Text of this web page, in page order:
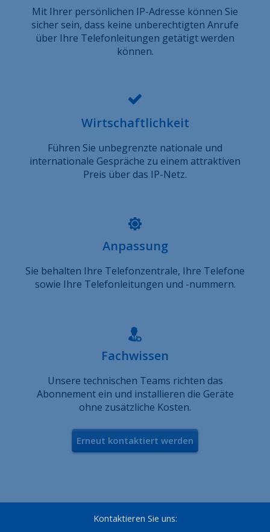
Mit Ihrer persönlichen IP-Adresse können Sie
sicher sein, dass keine unberechtigten Anrufe
über Ihre Telefonleitungen getätigt werden
können.
Wirtschaftlichkeit
Führen Sie unbegrenzte nationale und
internationale Gespräche zu einem attraktiven
Preis über das IP-Netz.
Anpassung
Sie behalten Ihre Telefonzentrale, Ihre Telefone
sowie Ihre Telefonleitungen und -nummern.
Fachwissen
Unsere technischen Teams richten das
Abonnement ein und installieren die Geräte
ohne zusätzliche Kosten.
Erneut kontaktiert werden
Kontaktieren Sie uns: